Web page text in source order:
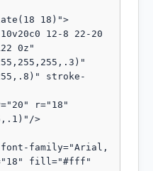
0z"
stroke-
>
fill="#fff"